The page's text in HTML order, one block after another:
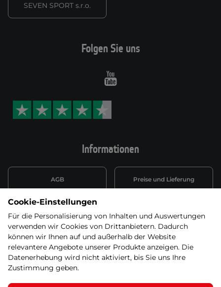
SEVEN SPORT s.r.o.
Informationen
AGB Preise und Lieferung
Datenschutzerklärung
DSGVO
Wiederufsbelehrung mit Link
Batterieentsorgung
Informationen zu Elektro-
und Elektonikgeräten
Folgen Sie uns
Youtube
Cookie-Einstellungen
Für die Personalisierung von Inhalten und Auswertungen
verwenden wir Cookies von Drittanbietern. Dadurch
können wir Ihnen auf und außerhalb der Website
relevantere Angebote unserer Produkte anzeigen. Die
Datenerhebung wird nicht aktiviert, bis Sie uns Ihre
Zustimmung geben.